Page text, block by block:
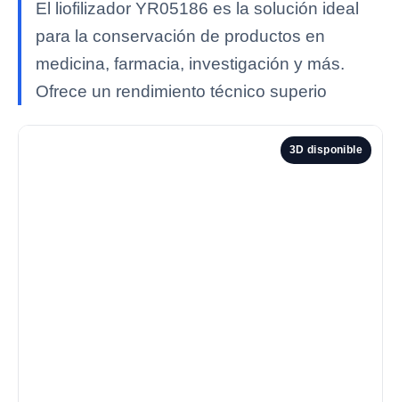
El liofilizador YR05186 es la solución ideal
para la conservación de productos en
medicina, farmacia, investigación y más.
Ofrece un rendimiento técnico superio
3D disponible